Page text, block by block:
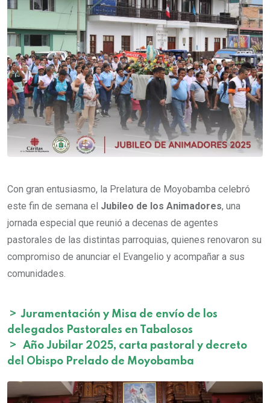
Con gran entusiasmo, la Prelatura de Moyobamba celebró
este fin de semana el Jubileo de los Animadores, una
jornada especial que reunió a decenas de agentes
pastorales de las distintas parroquias, quienes renovaron su
compromiso de anunciar el Evangelio y acompañar a sus
comunidades.
> Juramentación y Misa de envío de los
delegados Pastorales en Tabalosos
>
Año Jubilar 2025, carta pastoral y decreto
del Obispo Prelado de Moyobamba